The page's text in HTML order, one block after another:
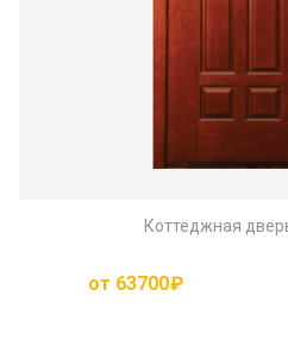
Коттеджная
от 63700₽